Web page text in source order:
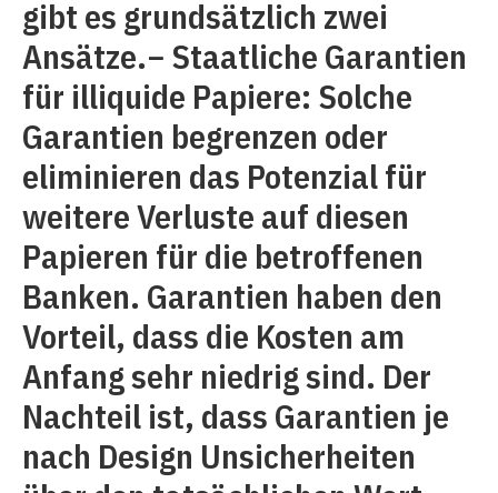
gibt es grundsätzlich zwei
Ansätze.− Staatliche Garantien
für illiquide Papiere: Solche
Garantien begrenzen oder
eliminieren das Potenzial für
weitere Verluste auf diesen
Papieren für die betroffenen
Banken. Garantien haben den
Vorteil, dass die Kosten am
Anfang sehr niedrig sind. Der
Nachteil ist, dass Garantien je
nach Design Unsicherheiten